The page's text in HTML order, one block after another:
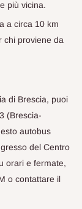
più vicina.
a circa 10 km
chi proviene da
di Brescia, puoi
(Brescia-
autobus
del Centro
orari e fermate,
o contattare il